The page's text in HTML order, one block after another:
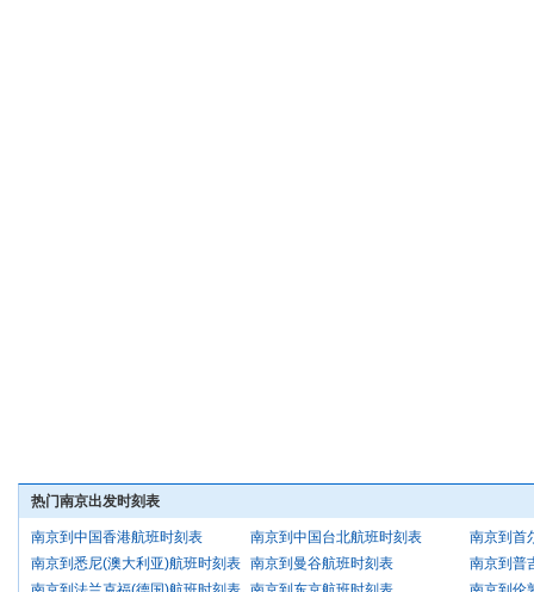
热门南京出发时刻表
南京到中国香港航班时刻表 南京到中国台北航班时刻表
南京到首
南京到悉尼(澳大利亚)航班时刻表 南京到曼谷航班时刻表
南京到普